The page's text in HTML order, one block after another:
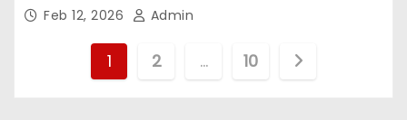
Feb 12, 2026 Admin
1 2 … 10